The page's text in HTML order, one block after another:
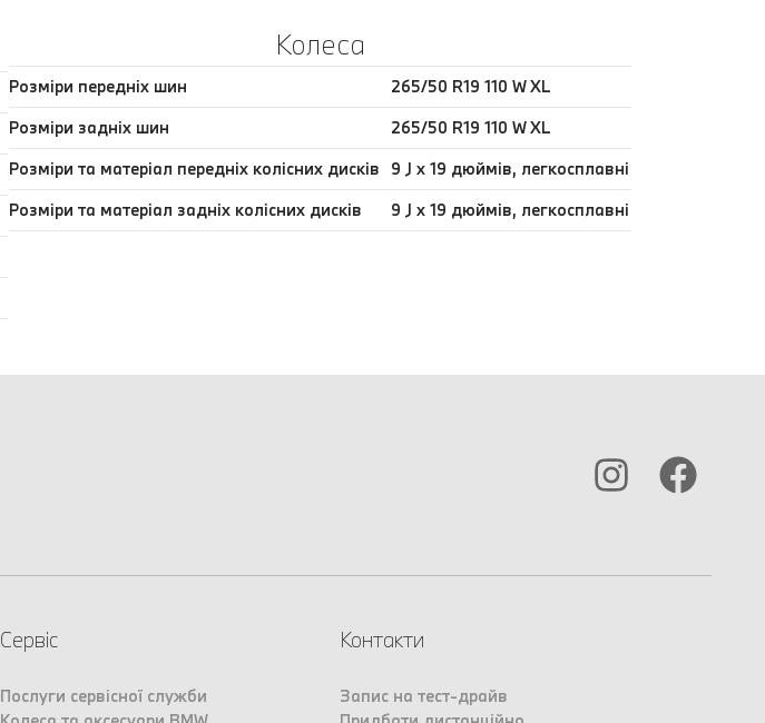
Колеса
Розміри передніх шин
265/50 R19 110 W XL
Розміри задніх шин
265/50 R19 110 W XL
Розміри та матеріал передніх колісних дисків
9 J x 19 дюймів, легкосплавні
Розміри та матеріал задніх колісних дисків
9 J x 19 дюймів, легкосплавні
Сервіс
Послуги сервісної служби
Контакти
Запис на тест-драйв